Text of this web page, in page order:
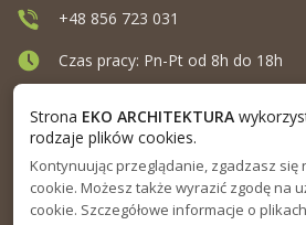
MENU
+48 856 723 031
Czas pracy: Pn-Pt od 8h do 18h
Strona EKO ARCHITEKTURA
rodzaje plików cookies.
Kontynuując przeglądanie, zgadzasz się
cookie. Możesz także wyrazić zgodę na
cookie. Szczegółowe informacje o